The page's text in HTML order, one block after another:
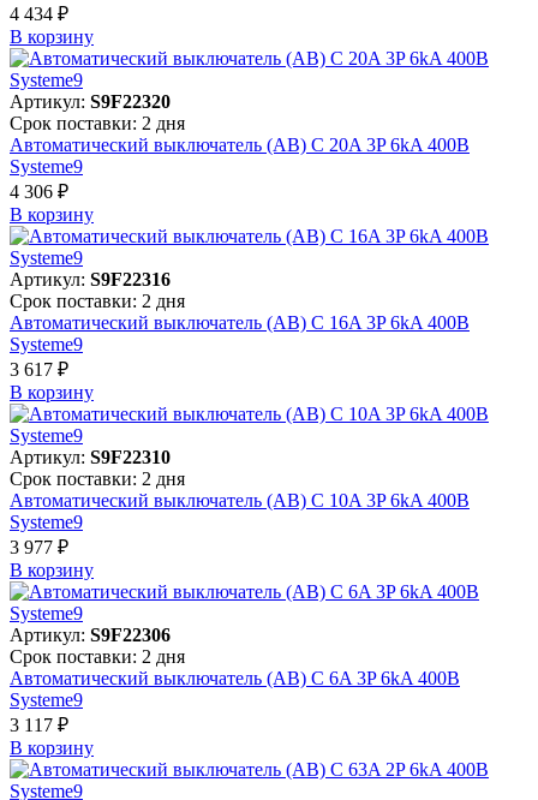
4 434 ₽
В корзинy
Артикул: S9F22320
Срок поставки: 2 дня
Автоматический выключатель (АВ) C 20A 3P 6kA 400В
Systeme9
4 306 ₽
В корзинy
Артикул: S9F22316
Срок поставки: 2 дня
Автоматический выключатель (АВ) C 16A 3P 6kA 400В
Systeme9
3 617 ₽
В корзинy
Артикул: S9F22310
Срок поставки: 2 дня
Автоматический выключатель (АВ) C 10A 3P 6kA 400В
Systeme9
3 977 ₽
В корзинy
Артикул: S9F22306
Срок поставки: 2 дня
Автоматический выключатель (АВ) C 6A 3P 6kA 400В
Systeme9
3 117 ₽
В корзинy